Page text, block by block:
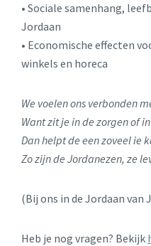
• Sociale samenhang,
Jordaan
• Economische effecten
winkels en horeca
We voelen ons verbonden
Want zit je in de zorgen of
Dan helpt de een zoveel ie
Zo zijn de Jordanezen, ze
(Bij ons in de Jordaan van
Heb je nog vragen? Bekijk